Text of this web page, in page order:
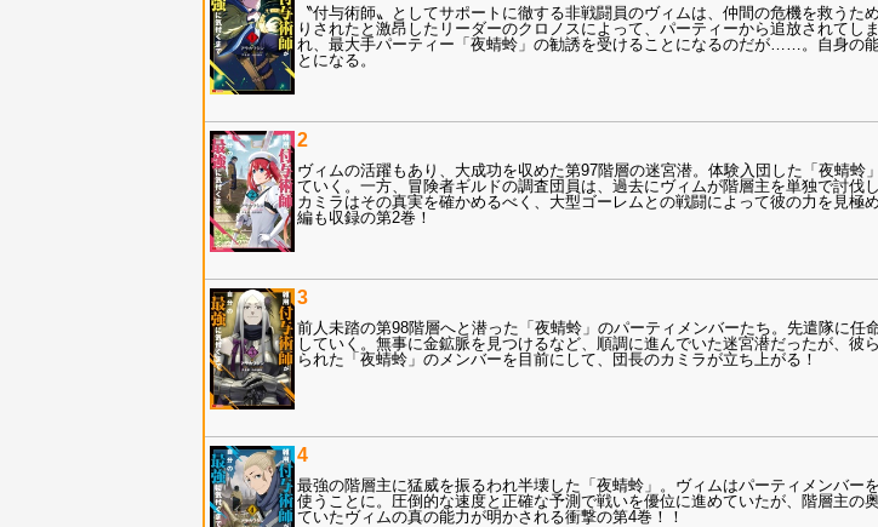
〝付与術師〟としてサポートに徹する非戦闘員のヴィムは、仲間の危機を救う
りされたと激昂したリーダーのクロノスによって、パーティーから追放されて
れ、最大手パーティー「夜蜻蛉」の勧誘を受けることになるのだが……。自身
とになる。
2
ヴィムの活躍もあり、大成功を収めた第97階層の迷宮潜。体験入団した「夜蜻
ていく。一方、冒険者ギルドの調査団員は、過去にヴィムが階層主を単独で討伐
カミラはその真実を確かめるべく、大型ゴーレムとの戦闘によって彼の力を見
編も収録の第2巻！
3
前人未踏の第98階層へと潜った「夜蜻蛉」のパーティメンバーたち。先遣隊に
していく。無事に金鉱脈を見つけるなど、順調に進んでいた迷宮潜だったが、
られた「夜蜻蛉」のメンバーを目前にして、団長のカミラが立ち上がる！
4
最強の階層主に猛威を振るわれ半壊した「夜蜻蛉」。ヴィムはパーティメンバ
使うことに。圧倒的な速度と正確な予測で戦いを優位に進めていたが、階層主
ていたヴィムの真の能力が明かされる衝撃の第4巻！！